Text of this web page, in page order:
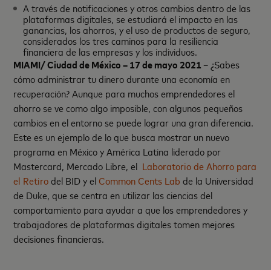
A través de notificaciones y otros cambios dentro de las
plataformas digitales, se estudiará el impacto en las
ganancias, los ahorros, y el uso de productos de seguro,
considerados los tres caminos para la resiliencia
financiera de las empresas y los individuos.
MIAMI/ Ciudad de México – 17 de mayo 2021– ¿Sabes
cómo administrar tu dinero durante una economía en
recuperación? Aunque para muchos emprendedores el
ahorro se ve como algo imposible, con algunos pequeños
cambios en el entorno se puede lograr una gran diferencia.
Este es un ejemplo de lo que busca mostrar un nuevo
programa en México y América Latina liderado por
Mastercard, Mercado Libre, el Laboratorio de Ahorro para
el Retirodel BID y el Common Cents Lab de la Universidad
de Duke, que se centra en utilizar las ciencias del
comportamiento para ayudar a que los emprendedores y
trabajadores de plataformas digitales tomen mejores
decisiones financieras.